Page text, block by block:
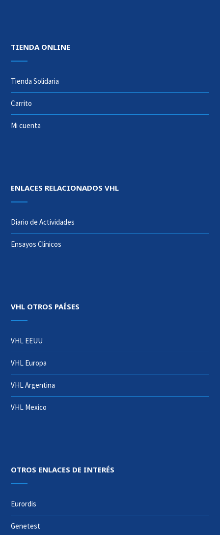
TIENDA ONLINE
Tienda Solidaria
Carrito
Mi cuenta
ENLACES RELACIONADOS VHL
Diario de Actividades
Ensayos Clínicos
VHL OTROS PAÍSES
VHL EEUU
VHL Europa
VHL Argentina
VHL Mexico
OTROS ENLACES DE INTERÉS
Eurordis
Genetest